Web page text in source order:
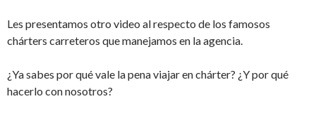
Les presentamos otro video al respecto de los famosos
chárters carreteros que manejamos en la agencia.
¿Ya sabes por qué vale la pena viajar en chárter? ¿Y por qué
hacerlo con nosotros?